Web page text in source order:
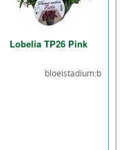
Lobelia TP26 Pink
bloeistadium:b